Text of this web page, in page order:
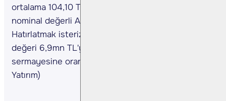
ortalama 104,10 TL fiyat ile toplam 96bin TL
nominal değerli ALARK payları geri alındı.
Hatırlatmak isteriz ki geri alınan payların nominal
değeri 6,9mn TL'ye ulaşmış olup, Şirketin
sermayesine oranı % 1,587'dir. (Kaynak: KAP, Bulls
Yatırım)